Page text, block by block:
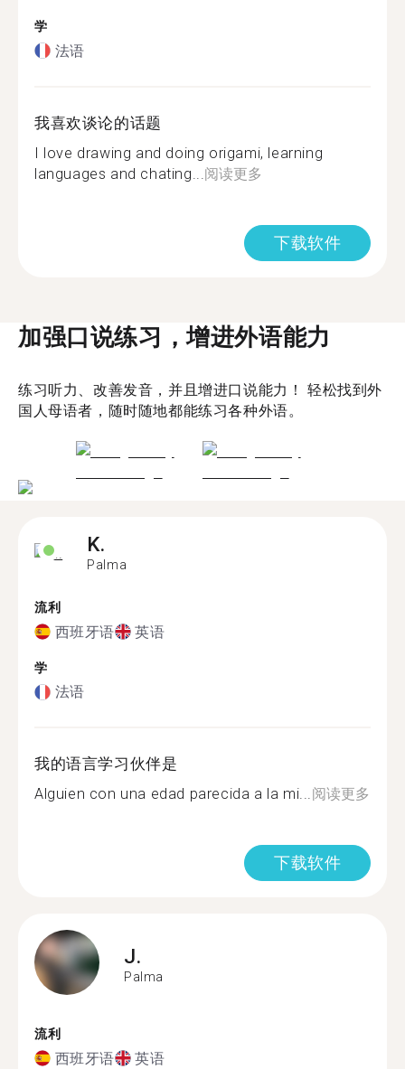
学
法语
我喜欢谈论的话题
I love drawing and doing origami, learning
languages and chating... 阅读更多
下载软件
加强口说练习，增进外语能力
练习听力、改善发音，并且增进口说能力！ 轻松找到外
国人母语者，随时随地都能练习各种外语。
K.
Palma
流利
西班牙语 英语
学
法语
我的语言学习伙伴是
Alguien con una edad parecida a la mi...阅读更多
下载软件
J.
Palma
流利
西班牙语 英语